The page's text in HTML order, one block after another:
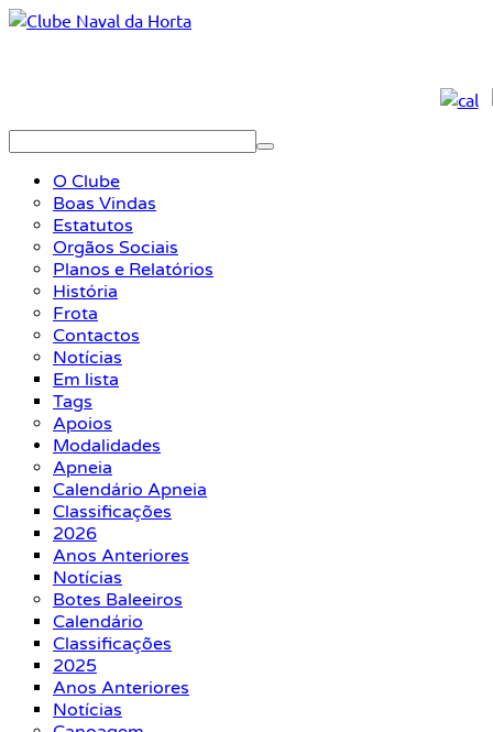
O Clube
Boas Vindas
Estatutos
Orgãos Sociais
Planos e Relatórios
História
Frota
Contactos
Notícias
Em lista
Tags
Apoios
Modalidades
Apneia
Calendário Apneia
Classificações
2026
Anos Anteriores
Notícias
Botes Baleeiros
Calendário
Classificações
2025
Anos Anteriores
Notícias